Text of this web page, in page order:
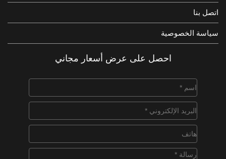
اتصل بنا
سياسة الخصوصية
احصل على عرض أسعار مجاني